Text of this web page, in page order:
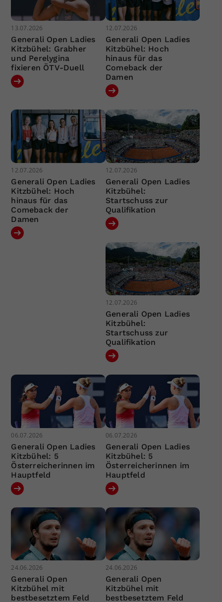
13.07.2026
Generali Open Ladies
Kitzbühel: Grabher
und Perelygina
fixieren ÖTV-Duell
12.07.2026
Generali Open Ladies
Kitzbühel: Hoch
hinaus für das
Comeback der
Damen
12.07.2026
Generali Open Ladies
Kitzbühel: Hoch
hinaus für das
Comeback der
Damen
12.07.2026
Generali Open Ladies
Kitzbühel:
Startschuss zur
Qualifikation
12.07.2026
Generali Open Ladies
Kitzbühel:
Startschuss zur
Qualifikation
06.07.2026
Generali Open Ladies
Kitzbühel: 5
Österreicherinnen im
Hauptfeld
06.07.2026
Generali Open Ladies
Kitzbühel: 5
Österreicherinnen im
Hauptfeld
24.06.2026
Generali Open
Kitzbühel mit
bestbesetztem Feld
24.06.2026
Generali Open
Kitzbühel mit
bestbesetztem Feld